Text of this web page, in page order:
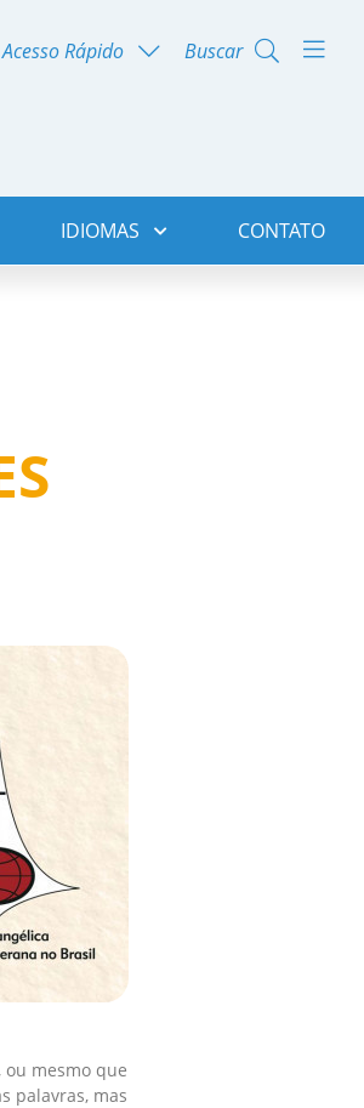
Acesso Rápido Buscar
IDIOMAS CONTATO
ou mesmo que
palavras, mas